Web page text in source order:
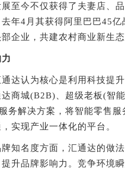
至今不仅获得了夫妻店、
年4月其获得阿里巴巴45亿
企业，共建农村商业新生态
认为核心是利用科技提
商城(B2B)、超级老板(智
务解决方案，将智能零售服
实现产业一体化的平台。
名度方面，汇通达的做法
升品牌影响力。竞争环境